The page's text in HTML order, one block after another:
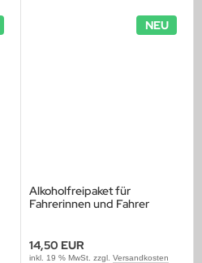
NEU
Alkoholfreipaket für
Fahrerinnen und Fahrer
14,50 EUR
inkl. 19 % MwSt. zzgl. Versandkosten